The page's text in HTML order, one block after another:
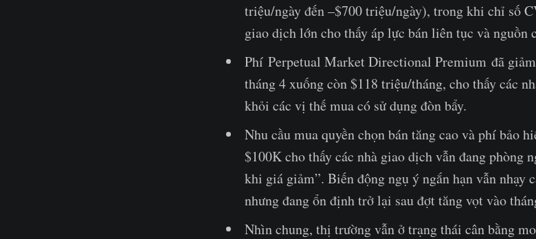
triệu/ngày đến –$700 triệu/ngày), trong khi chỉ số
giao dịch lớn cho thấy áp lực bán liên tục và nguồn
Phí Perpetual Market Directional Premium đã
tháng 4 xuống còn $118 triệu/tháng, cho thấy các
khỏi các vị thế mua có sử dụng đòn bẩy.
Nhu cầu mua quyền chọn bán tăng cao và phí bảo
$100K cho thấy các nhà giao dịch vẫn đang phòng
khi giá giảm”. Biến động ngụ ý ngắn hạn vẫn nhạy
nhưng đang ổn định trở lại sau đợt tăng vọt vào
Nhìn chung, thị trường vẫn ở trạng thái cân bằng